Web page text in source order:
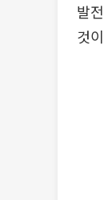
발
것